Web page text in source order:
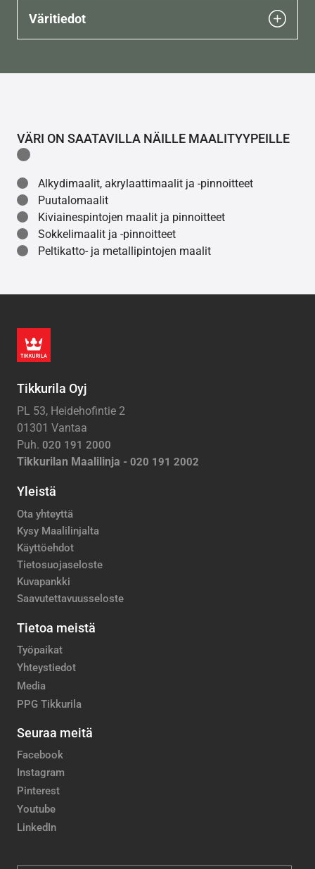
Väritiedot
VÄRI ON SAATAVILLA NÄILLE MAALITYYPEILLE
Alkydimaalit, akrylaattimaalit ja -pinnoitteet
Puutalomaalit
Kiviainespintojen maalit ja pinnoitteet
Sokkelimaalit ja -pinnoitteet
Peltikatto- ja metallipintojen maalit
Tikkurila Oyj
PL 53, Heidehofintie 2
01301 Vantaa
Puh. 020 191 2000
Tikkurilan Maalilinja - 020 191 2002
Yleistä
Ota yhteyttä
Kysy Maalilinjalta
Käyttöehdot
Tietosuojaseloste
Kuvapankki
Saavutettavuusseloste
Tietoa meistä
Työpaikat
Yhteystiedot
Media
PPG Tikkurila
Seuraa meitä
Facebook
Instagram
Pinterest
Youtube
LinkedIn